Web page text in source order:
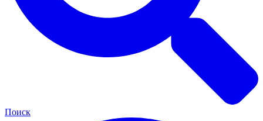
Поиск